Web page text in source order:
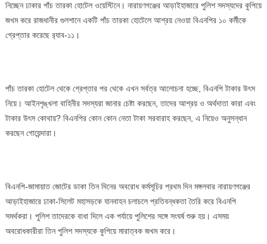
বিএনপির
১০
র‌্যাব
নিচ্ছেন ঢাকার পাঁচ তারকা হোটেল ওয়েস্টিনে। নারায়ণগঞ্জের আড়াইহাজারে পুলিশ সদস্যদের কুপিয়ে
জখম করে রাজধানীর গুলশানে একটি পাঁচ তারকা হোটেলে আশ্রয় নেওয়া বিএনপির ১০ কর্মীকে
গ্রেপ্তার করেছে র‌্যাব-১১।
পাঁচ তারকা হোটেল থেকে গ্রেপ্তার পর থেকে এখন সর্বত্র আলোচনা হচ্ছে, বিএনপি টাকার উৎস
নিয়ে। আইনশৃঙ্খলা বাহিনীর সদস্যরা জানার চেষ্টা করছেন, তাদের আশ্রয় ও অর্থদাতা কারা এবং
টাকার উৎস কোথায়? বিএনপির কোন কোন নেতা টাকা সরবারাহ করছেন, এ নিয়েও অনুসন্ধান
করছেন গোয়েন্দারা।
বিএনপি-জামায়াত জোটের ডাকা তিন দিনের অবরোধ কর্মসূচির প্রথম দিন মঙ্গলবার নারায়ণগঞ্জের
আড়াইহাজারে ঢাকা-সিলেট মহাসড়কে যানবাহন চলাচলে প্রতিবন্ধকতা তৈরি করে বিএনপি
সমর্থকরা। পুলিশ তাদেরকে বাধা দিলে এক পর্যায়ে পুলিশের সঙ্গে সংঘর্ষ শুরু হয়। এসময়
অবরোধকারীরা তিন পুলিশ সদস্যকে কুপিয়ে মারাত্বক জখম করে।